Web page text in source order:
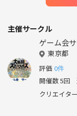
主催サークル
ゲーム会
東京都
評価 0件
開催数 5回
クリエイター